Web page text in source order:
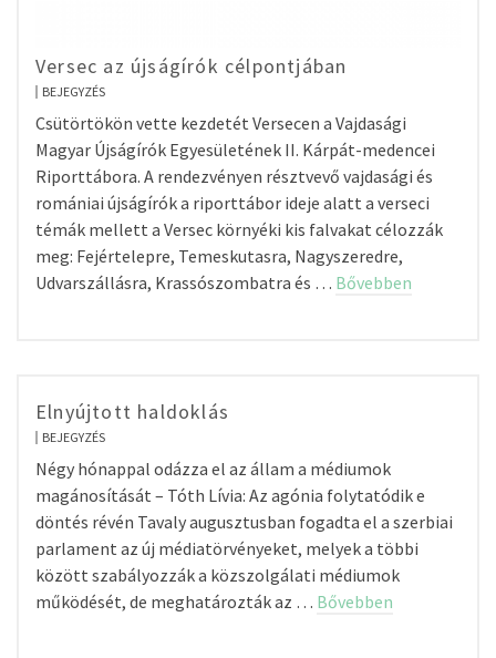
Versec az újságírók célpontjában
BEJEGYZÉS
Csütörtökön vette kezdetét Versecen a Vajdasági
Magyar Újságírók Egyesületének II. Kárpát-medencei
Riporttábora. A rendezvényen résztvevő vajdasági és
romániai újságírók a riporttábor ideje alatt a verseci
témák mellett a Versec környéki kis falvakat célozzák
meg: Fejértelepre, Temeskutasra, Nagyszeredre,
Udvarszállásra, Krassószombatra és … Bővebben
Elnyújtott haldoklás
BEJEGYZÉS
Négy hónappal odázza el az állam a médiumok
magánosítását – Tóth Lívia: Az agónia folytatódik e
döntés révén Tavaly augusztusban fogadta el a szerbiai
parlament az új médiatörvényeket, melyek a többi
között szabályozzák a közszolgálati médiumok
működését, de meghatározták az … Bővebben